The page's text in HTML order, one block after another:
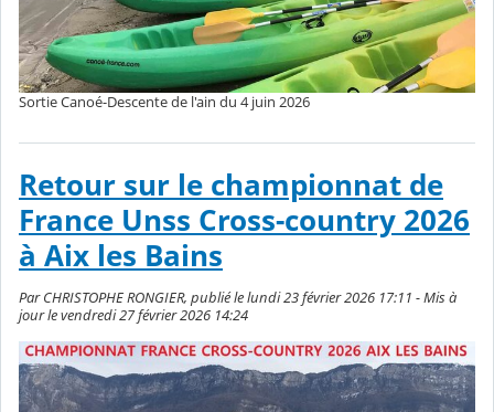
Sortie Canoé-Descente de l'ain du 4 juin 2026
Retour sur le championnat de
France Unss Cross-country 2026
à Aix les Bains
Par CHRISTOPHE RONGIER, publié le lundi 23 février 2026 17:11 - Mis à
jour le vendredi 27 février 2026 14:24